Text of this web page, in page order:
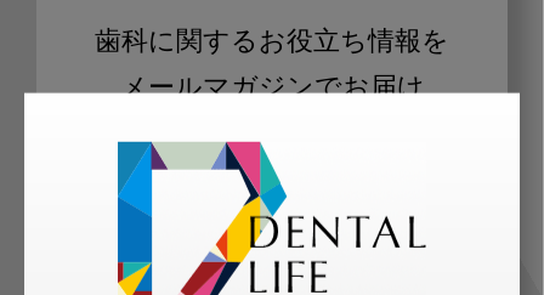
歯科に関するお役立ち情報を
メールマガジンでお届け
ご登録いただいた職種（歯科医師、歯
科衛生士、歯科技工士）に合わせた内